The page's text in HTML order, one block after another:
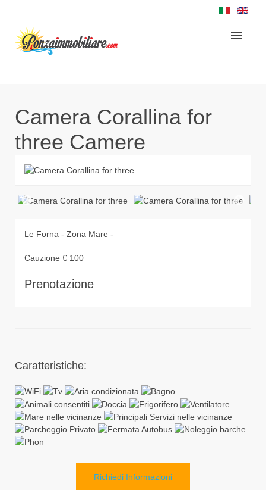
Camera Corallina for
three Camere
Le Forna - Zona Mare -
Cauzione € 100
Prenotazione
Caratteristiche:
Richiedi Informazioni